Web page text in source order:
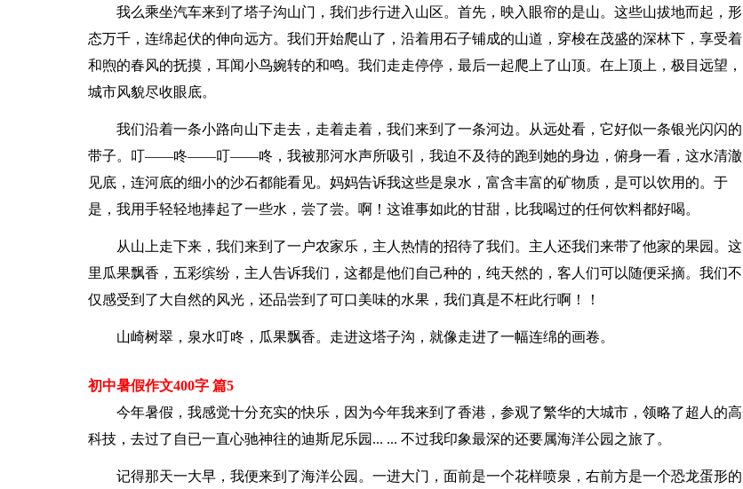
我么乘坐汽车来到了塔子沟山门，我们步行进入山区。首先，映入眼帘的是山。这些山拔地而起，形
态万千，连绵起伏的伸向远方。我们开始爬山了，沿着用石子铺成的山道，穿梭在茂盛的深林下，享受着
和煦的春风的抚摸，耳闻小鸟婉转的和鸣。我们走走停停，最后一起爬上了山顶。在上顶上，极目远望，
城市风貌尽收眼底。
我们沿着一条小路向山下走去，走着走着，我们来到了一条河边。从远处看，它好似一条银光闪闪的
带子。叮——咚——叮——咚，我被那河水声所吸引，我迫不及待的跑到她的身边，俯身一看，这水清澈
见底，连河底的细小的沙石都能看见。妈妈告诉我这些是泉水，富含丰富的矿物质，是可以饮用的。于
是，我用手轻轻地捧起了一些水，尝了尝。啊！这谁事如此的甘甜，比我喝过的任何饮料都好喝。
从山上走下来，我们来到了一户农家乐，主人热情的招待了我们。主人还我们来带了他家的果园。这
里瓜果飘香，五彩缤纷，主人告诉我们，这都是他们自己种的，纯天然的，客人们可以随便采摘。我们不
仅感受到了大自然的风光，还品尝到了可口美味的水果，我们真是不枉此行啊！！
山崎树翠，泉水叮咚，瓜果飘香。走进这塔子沟，就像走进了一幅连绵的画卷。
初中暑假作文400字 篇5
今年暑假，我感觉十分充实的快乐，因为今年我来到了香港，参观了繁华的大城市，领略了超人的高
科技，去过了自已一直心驰神往的迪斯尼乐园... ... 不过我印象最深的还要属海洋公园之旅了。
记得那天一大早，我便来到了海洋公园。一进大门，面前是一个花样喷泉，右前方是一个恐龙蛋形的